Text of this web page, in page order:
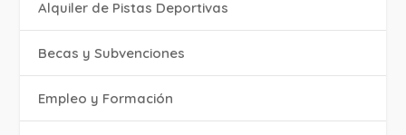
Alquiler de Pistas Deportivas
Becas y Subvenciones
Empleo y Formación